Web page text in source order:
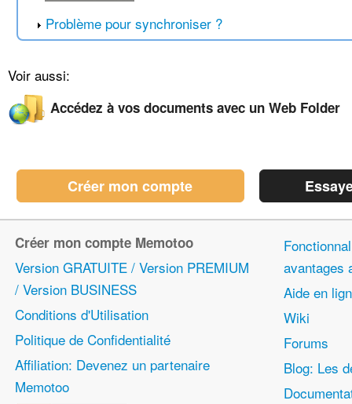
Problème pour synchroniser ?
Voir aussi:
Accédez à vos documents avec un Web Folder
Créer mon compte
Créer mon compte Memotoo
Version GRATUITE / Version PREMIUM
/ Version BUSINESS
Conditions d'Utilisation
Politique de Confidentialité
Affiliation: Devenez un partenaire
Memotoo
avantages
Aide en
Wiki
Forums
Blog: Les